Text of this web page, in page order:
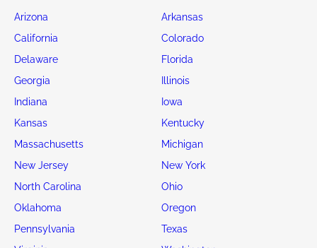
Arizona
Arkansas
California
Colorado
Delaware
Florida
Georgia
Illinois
Indiana
Iowa
Kansas
Kentucky
Massachusetts
Michigan
New Jersey
New York
North Carolina
Ohio
Oklahoma
Oregon
Pennsylvania
Texas